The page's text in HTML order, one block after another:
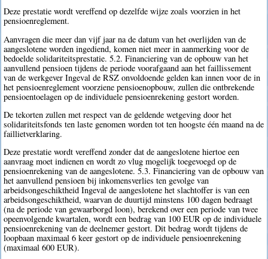
Deze prestatie wordt vereffend op dezelfde wijze zoals voorzien in het
pensioenreglement.
Aanvragen die meer dan vijf jaar na de datum van het overlijden van de
aangeslotene worden ingediend, komen niet meer in aanmerking voor de
bedoelde solidariteitsprestatie. 5.2. Financiering van de opbouw van het
aanvullend pensioen tijdens de periode voorafgaand aan het faillissement
van de werkgever Ingeval de RSZ onvoldoende gelden kan innen voor de in
het pensioenreglement voorziene pensioenopbouw, zullen die ontbrekende
pensioentoelagen op de individuele pensioenrekening gestort worden.
De tekorten zullen met respect van de geldende wetgeving door het
solidariteitsfonds ten laste genomen worden tot ten hoogste één maand na de
faillietverklaring.
Deze prestatie wordt vereffend zonder dat de aangeslotene hiertoe een
aanvraag moet indienen en wordt zo vlug mogelijk toegevoegd op de
pensioenrekening van de aangeslotene. 5.3. Financiering van de opbouw van
het aanvullend pensioen bij inkomensverlies ten gevolge van
arbeidsongeschiktheid Ingeval de aangeslotene het slachtoffer is van een
arbeidsongeschiktheid, waarvan de duurtijd minstens 100 dagen bedraagt
(na de periode van gewaarborgd loon), berekend over een periode van twee
opeenvolgende kwartalen, wordt een bedrag van 100 EUR op de individuele
pensioenrekening van de deelnemer gestort. Dit bedrag wordt tijdens de
loopbaan maximaal 6 keer gestort op de individuele pensioenrekening
(maximaal 600 EUR).